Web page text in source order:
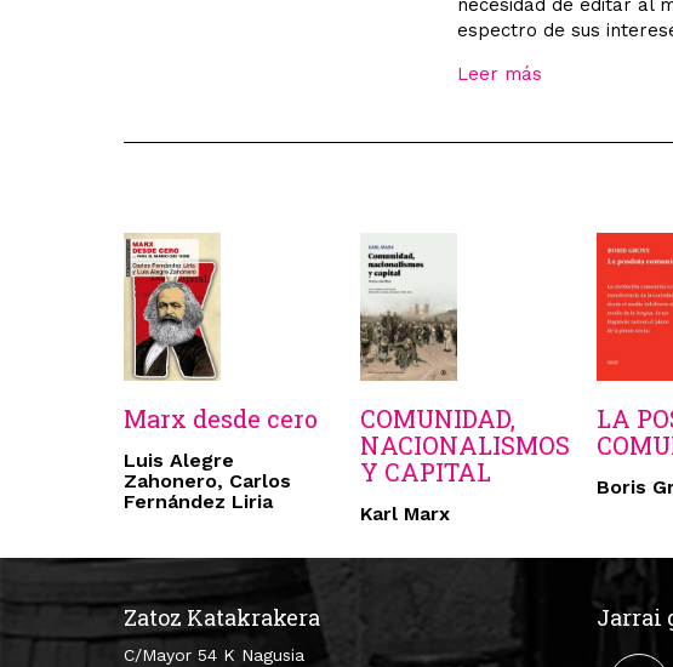
necesidad de editar al
espectro de sus
Leer más
Marx desde cero
Luis Alegre
Zahonero, Carlos
Fernández Liria
COMUNIDAD,
NACIONALISMOS
Y CAPITAL
Karl Marx
LA
Boris
Zatoz Katakrakera
C/Mayor 54 K Nagusia
Jarrai